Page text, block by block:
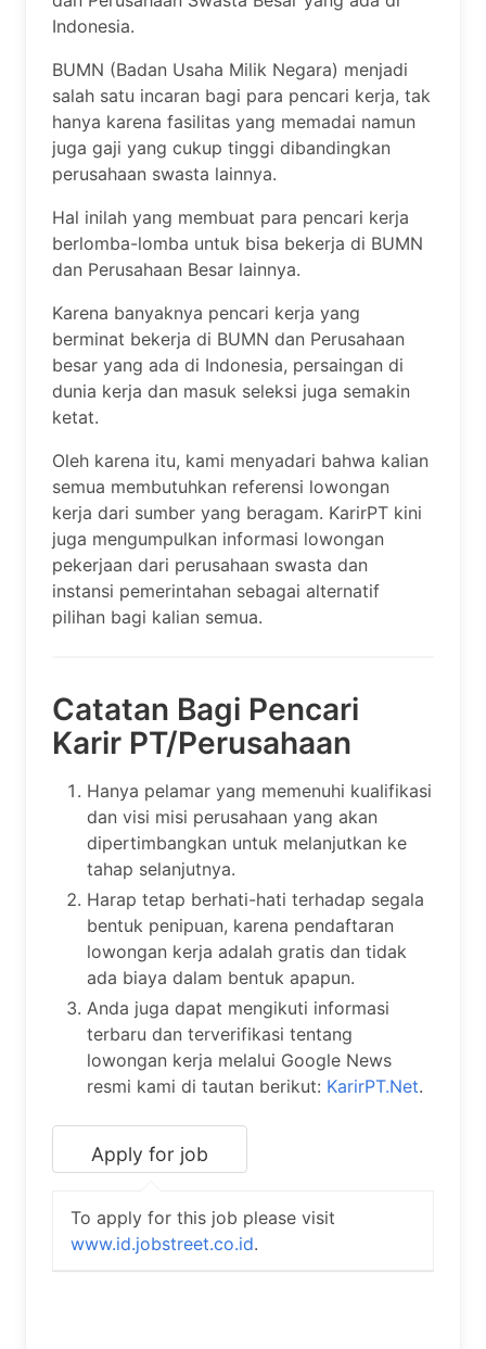
Indonesia.
BUMN (Badan Usaha Milik Negara) menjadi
salah satu incaran bagi para pencari kerja, tak
hanya karena fasilitas yang memadai namun
juga gaji yang cukup tinggi dibandingkan
perusahaan swasta lainnya.
Hal inilah yang membuat para pencari kerja
berlomba-lomba untuk bisa bekerja di BUMN
dan Perusahaan Besar lainnya.
Karena banyaknya pencari kerja yang
berminat bekerja di BUMN dan Perusahaan
besar yang ada di Indonesia, persaingan di
dunia kerja dan masuk seleksi juga semakin
ketat.
Oleh karena itu, kami menyadari bahwa kalian
semua membutuhkan referensi lowongan
kerja dari sumber yang beragam. KarirPT kini
juga mengumpulkan informasi lowongan
pekerjaan dari perusahaan swasta dan
instansi pemerintahan sebagai alternatif
pilihan bagi kalian semua.
Catatan Bagi Pencari
Karir PT/Perusahaan
Hanya pelamar yang memenuhi kualifikasi
dan visi misi perusahaan yang akan
dipertimbangkan untuk melanjutkan ke
tahap selanjutnya.
Harap tetap berhati-hati terhadap segala
bentuk penipuan, karena pendaftaran
lowongan kerja adalah gratis dan tidak
ada biaya dalam bentuk apapun.
Anda juga dapat mengikuti informasi
terbaru dan terverifikasi tentang
lowongan kerja melalui Google News
resmi kami di tautan berikut: KarirPT.Net.
To apply for this job please visit
www.id.jobstreet.co.id.